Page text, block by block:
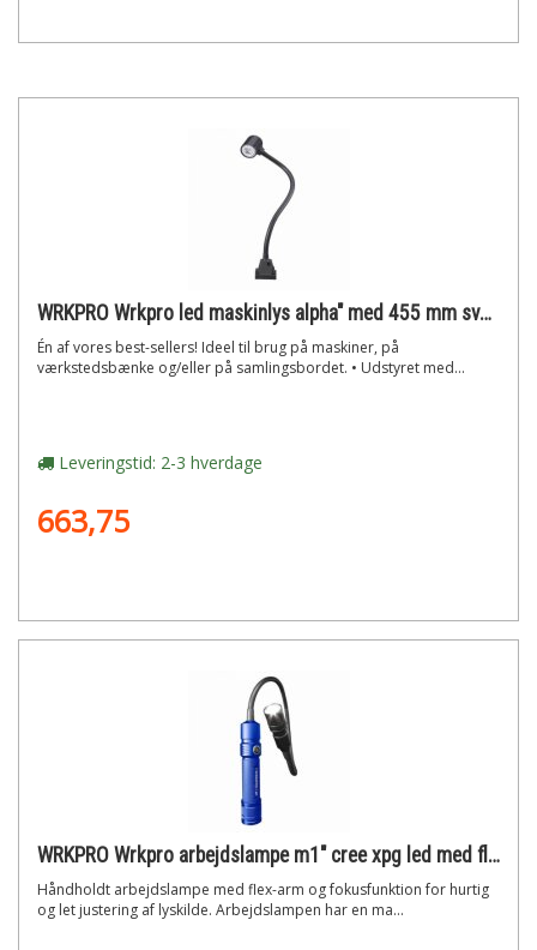
WRKPRO Wrkpro led maskinlys alpha" med 455 mm svanehals ac 230v"
Én af vores best-sellers! Ideel til brug på maskiner, på
værkstedsbænke og/eller på samlingsbordet. • Udstyret med...
Leveringstid: 2-3 hverdage
663,75
WRKPRO Wrkpro arbejdslampe m1" cree xpg led med flex-arm, zoom-funktion, magnet og genopladeligt batteri"
Håndholdt arbejdslampe med flex-arm og fokusfunktion for hurtig
og let justering af lyskilde. Arbejdslampen har en ma...